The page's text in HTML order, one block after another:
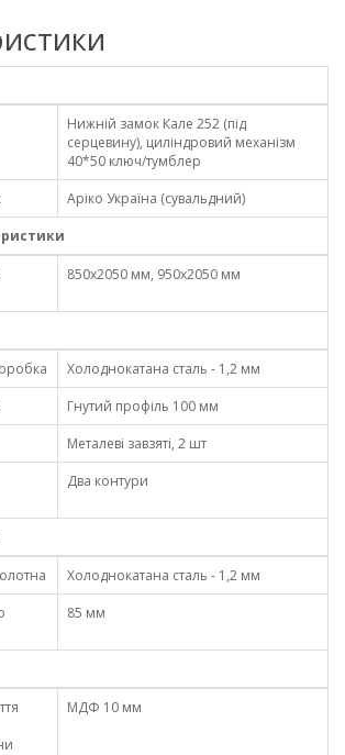
Нижній замок Кале 252 (під
серцевину), циліндровий механізм
40*50 ключ/тумблер
Аріко Україна (сувальдний)
850х2050 мм, 950х2050 мм
Холоднокатана сталь - 1,2 мм
Гнутий профіль 100 мм
Металеві завзяті, 2 шт
Два контури
Холоднокатана сталь - 1,2 мм
85 мм
МДФ 10 мм